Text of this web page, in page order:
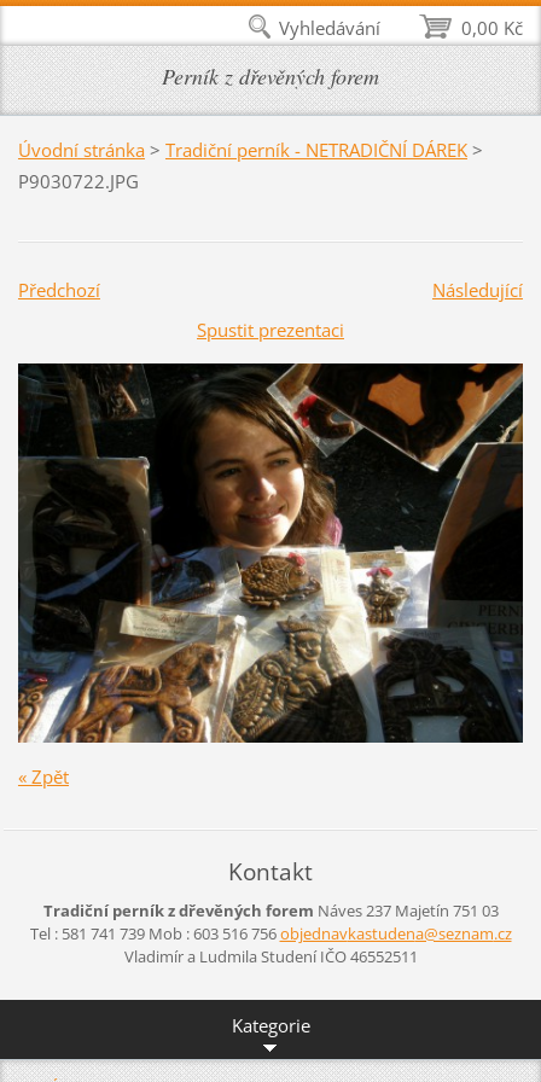
Perník z dřevěných forem
Úvodní stránka > Tradiční perník - NETRADIČNÍ DÁREK >
P9030722.JPG
Předchozí
Následující
Spustit prezentaci
« Zpět
Kontakt
Tradiční perník z dřevěných forem Náves 237Majetín 751 03
Tel : 581 741 739 Mob : 603 516 756objednavkastudena@seznam.cz
Vladimír a Ludmila Studení IČO 46552511
Kategorie
0,00 Kč
Vyhledávání